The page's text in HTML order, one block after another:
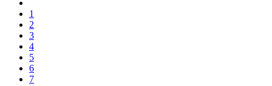
1
2
3
4
5
6
7